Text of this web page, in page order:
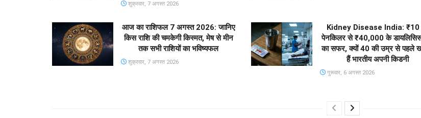
शुक्रवार, 7 अगस्त 2026
आज का राशिफल 7 अगस्त 2026: जानिए
किस राशि की चमकेगी किस्मत, मेष से मीन
तक सभी राशियों का भविष्यफल
शुक्रवार, 7 अगस्त 2026
Kidney Disease India: ₹10
पेनकिलर से ₹40,000 के
का सफर, क्यों 40 की उम्र से पहले
हैं भारतीय अपनी किडनी
गुरूवार, 6 अगस्त 2026